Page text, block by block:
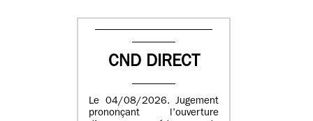
CND DIRECT
Le 04/08/2026. Jugement
prononçant l’ouverture